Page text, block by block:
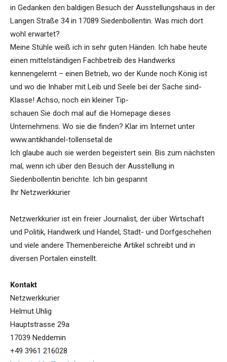
in Gedanken den baldigen Besuch der Ausstellungshaus in der
Langen Straße 34 in 17089 Siedenbollentin. Was mich dort
wohl erwartet?
Meine Stühle weiß ich in sehr guten Händen. Ich habe heute
einen mittelständigen Fachbetreib des Handwerks
kennengelernt – einen Betrieb, wo der Kunde noch König ist
und wo die Inhaber mit Leib und Seele bei der Sache sind-
Klasse! Achso, noch ein kleiner Tip-
schauen Sie doch mal auf die Homepage dieses
Unternehmens. Wo sie die finden? Klar im Internet unter
www.antikhandel-tollensetal.de
Ich glaube auch sie werden begeistert sein. Bis zum nächsten
mal, wenn ich über den Besuch der Ausstellung in
Siedenbollentin berichte. Ich bin gespannt
Ihr Netzwerkkurier
Netzwerkkurier ist ein freier Journalist, der über Wirtschaft
und Politik, Handwerk und Handel, Stadt- und Dorfgeschehen
und viele andere Themenbereiche Artikel schreibt und in
diversen Portalen einstellt.
Kontakt
Netzwerkkurier
Helmut Uhlig
Hauptstrasse 29a
17039 Neddemin
+49 3961 216028